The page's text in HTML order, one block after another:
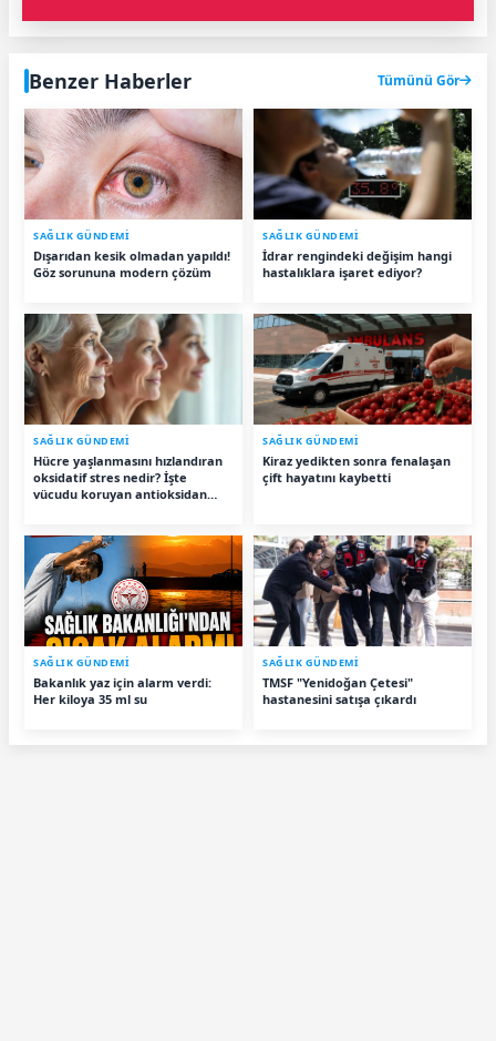
Benzer Haberler Tümünü Gör
SAĞLIK GÜNDEMİ
Dışarıdan kesik olmadan yapıldı!
Göz sorununa modern çözüm
SAĞLIK GÜNDEMİ
İdrar rengindeki değişim hangi
hastalıklara işaret ediyor?
SAĞLIK GÜNDEMİ
Hücre yaşlanmasını hızlandıran
oksidatif stres nedir? İşte
vücudu koruyan antioksidan
SAĞLIK GÜNDEMİ
Kiraz yedikten sonra fenalaşan
çift hayatını kaybetti
SAĞLIK GÜNDEMİ
Bakanlık yaz için alarm verdi:
Her kiloya 35 ml su
SAĞLIK GÜNDEMİ
TMSF "Yenidoğan Çetesi"
hastanesini satışa çıkardı